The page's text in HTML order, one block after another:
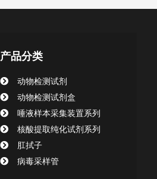
产品分类
动物检测试剂
动物检测试剂盒
唾液样本采集装置系列
核酸提取纯化试剂系列
肛拭子
病毒采样管